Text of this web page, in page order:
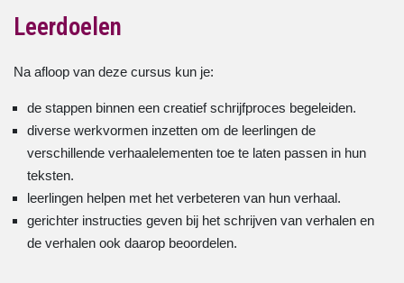
Leerdoelen
Na afloop van deze cursus kun je:
de stappen binnen een creatief schrijfproces begeleiden.
diverse werkvormen inzetten om de leerlingen de
verschillende verhaalelementen toe te laten passen in hun
teksten.
leerlingen helpen met het verbeteren van hun verhaal.
gerichter instructies geven bij het schrijven van verhalen en
de verhalen ook daarop beoordelen.